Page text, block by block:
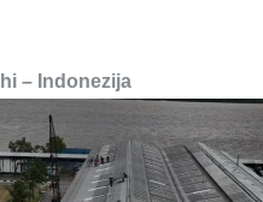
– Indonezija